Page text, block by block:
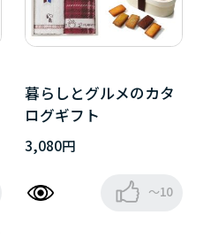
暮らしとグルメのカタ
ログギフト
3,080円
～10